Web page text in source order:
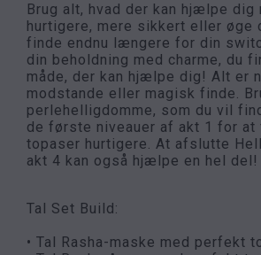
Brug alt, hvad der kan hjælpe dig
hurtigere, mere sikkert eller øge
finde endnu længere for din
din beholdning med charme, du
måde, der kan hjælpe dig! Alt er
modstande eller magisk finde.
perlehelligdomme, som du vil
de første niveauer af akt 1 for at
topaser hurtigere. At afslutte
akt 4 kan også hjælpe en hel del!
Tal Set Build:
• Tal Rasha-maske med perfekt